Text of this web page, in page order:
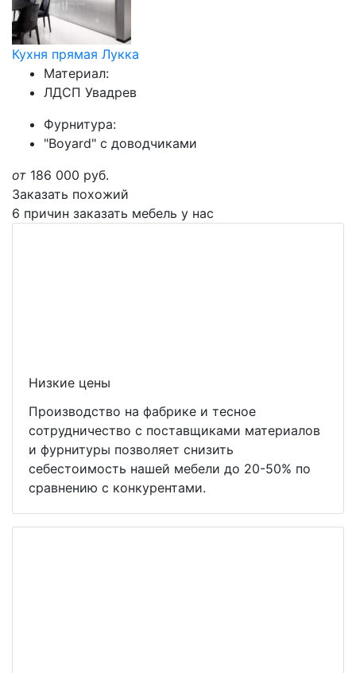
Кухня прямая Лукка
Материал:
ЛДСП Увадрев
Фурнитура:
"Boyard" с доводчиками
от 186 000 руб.
Заказать похожий
6 причин заказать мебель у нас
Низкие цены
Производство на фабрике и тесное
сотрудничество с поставщиками материалов
и фурнитуры позволяет снизить
себестоимость нашей мебели до 20-50% по
сравнению с конкурентами.